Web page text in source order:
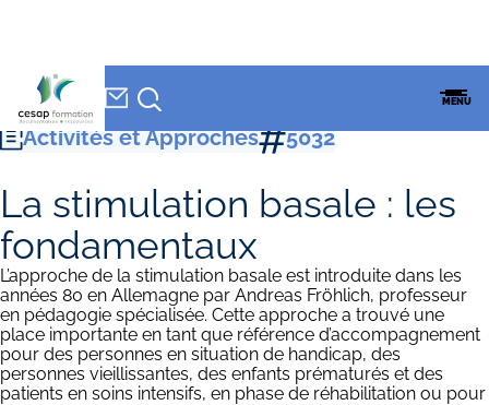
FORMATION
MENU
Accueil»
stimulation basale : les fondamentaux
Activités et Approches 5032
La stimulation basale : les
fondamentaux
L’approche de la stimulation basale est introduite dans les
années 80 en Allemagne par Andreas Fröhlich, professeur
en pédagogie spécialisée. Cette approche a trouvé une
place importante en tant que référence d’accompagnement
pour des personnes en situation de handicap, des
personnes vieillissantes, des enfants prématurés et des
patients en soins intensifs, en phase de réhabilitation ou pour